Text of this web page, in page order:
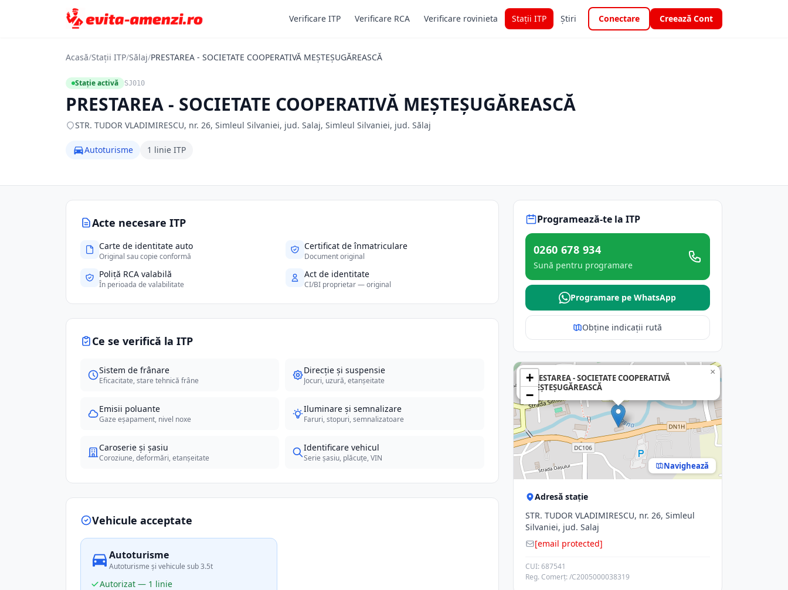
Verificare ITP Verificare RCA Verificare rovinieta Stații ITP Știri Conectare Creează Cont
Acasă/Stații ITP/Sălaj/PRESTAREA - SOCIETATE COOPERATIVĂ MEŞTEŞUGĂREASCĂ
Stație activă SJ010
PRESTAREA - SOCIETATE COOPERATIVĂ MEŞTEŞUGĂREASCĂ
STR. TUDOR VLADIMIRESCU, nr. 26, Simleul Silvaniei, jud. Salaj, Simleul Silvaniei, jud. Sălaj
Autoturisme 1 linie ITP
Acte necesare ITP
Carte de identitate auto
Original sau copie conformă
Certificat de înmatriculare
Document original
Poliță RCA valabilă
În perioada de valabilitate
Act de identitate
CI/BI proprietar — original
Ce se verifică la ITP
Sistem de frânare
Eficacitate, stare tehnică frâne
Direcție și suspensie
Jocuri, uzură, etanșeitate
Emisii poluante
Gaze eșapament, nivel noxe
Iluminare și semnalizare
Faruri, stopuri, semnalizatoare
Caroserie și șasiu
Coroziune, deformări, etanșeitate
Identificare vehicul
Serie șasiu, plăcuțe, VIN
Vehicule acceptate
Autoturisme
Autoturisme și vehicule sub 3.5t
Autorizat — 1 linie
Programează-te la ITP
0260 678 934
Sună pentru programare
Programare pe WhatsApp
Obține indicații rută
PRESTAREA - SOCIETATE COOPERATIVĂ
MEŞTEŞUGĂREASCĂ
×
+
−
Navighează
Adresă stație
STR. TUDOR VLADIMIRESCU, nr. 26, Simleul
Silvaniei, jud. Salaj
[email protected]
CUI: 687541
Reg. Comerț: /C2005000038319